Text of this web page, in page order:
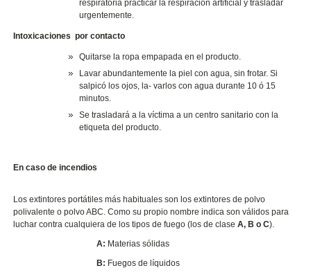
respiratoria practicar la respiración artificial y trasladar
urgentemente.
Intoxicaciones por contacto
Quitarse la ropa empapada en el producto.
Lavar abundantemente la piel con agua, sin frotar. Si
salpicó los ojos, la- varlos con agua durante 10 ó 15
minutos.
Se trasladará a la víctima a un centro sanitario con la
etiqueta del producto.
En caso de incendios
Los extintores portátiles más habituales son los extintores de polvo
polivalente o polvo ABC. Como su propio nombre indica son válidos para
luchar contra cualquiera de los tipos de fuego (los de claseA, B o C).
A: Materias sólidas
B: Fuegos de líquidos